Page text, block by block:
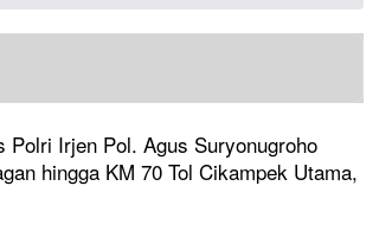
Polri Irjen Pol. Agus Suryonugroho
hingga KM 70 Tol Cikampek Utama,